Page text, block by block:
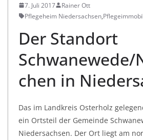
7. Juli 2017
Rainer Ott
Pflegeheim Niedersachsen,
Der Standort
chen in
Das im Landkreis Osterholz
ein Ortsteil der Gemeinde
Niedersachsen. Der Ort liegt am